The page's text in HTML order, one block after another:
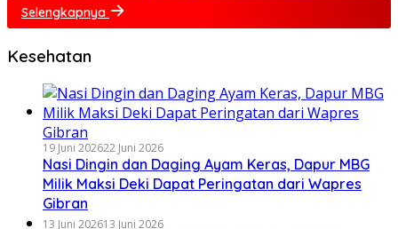
Selengkapnya
Kesehatan
19 Juni 202622 Juni 2026
Nasi Dingin dan Daging Ayam Keras, Dapur MBG
Milik Maksi Deki Dapat Peringatan dari Wapres
Gibran
13 Juni 202613 Juni 2026